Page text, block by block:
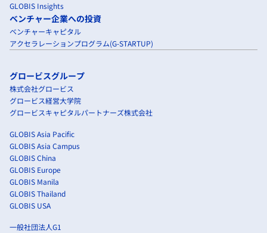
GLOBIS Insights
ベンチャー企業への投資
ベンチャーキャピタル
アクセラレーションプログラム(G-STARTUP)
グロービスグループ
株式会社グロービス
グロービス経営大学院
グロービスキャピタルパートナーズ株式会社
GLOBIS Asia Pacific
GLOBIS Asia Campus
GLOBIS China
GLOBIS Europe
GLOBIS Manila
GLOBIS Thailand
GLOBIS USA
一般社団法人G1